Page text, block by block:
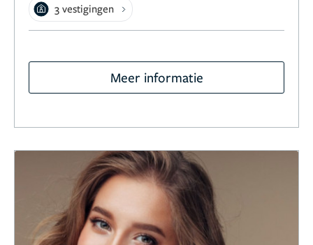
3 vestigingen
Meer informatie